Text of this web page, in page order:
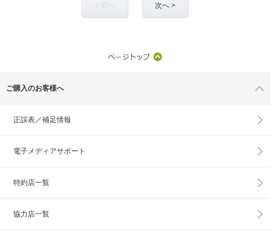
次へ >
ご購入のお客様へ
正誤表／補足情報
電子メディアサポート
特約店一覧
協力店一覧